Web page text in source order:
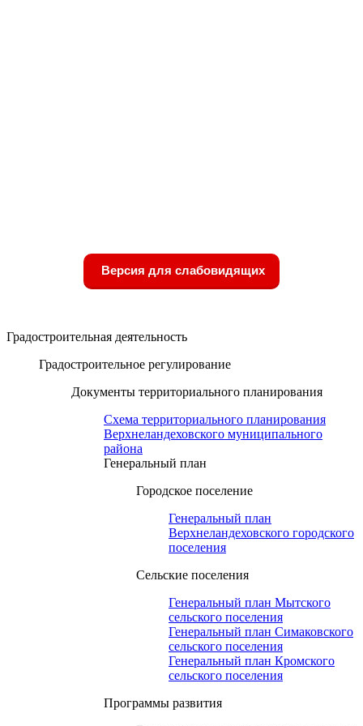
Версия для слабовидящих
Градостроительная деятельность
Градостроительное регулирование
Документы территориального планирования
Схема территориального планирования
Верхнеландеховского муниципального
района
Генеральный план
Городское поселение
Генеральный план
Верхнеландеховского городского
поселения
Сельские поселения
Генеральный план Мытского
сельского поселения
Генеральный план Симаковского
сельского поселения
Генеральный план Кромского
сельского поселения
Программы развития